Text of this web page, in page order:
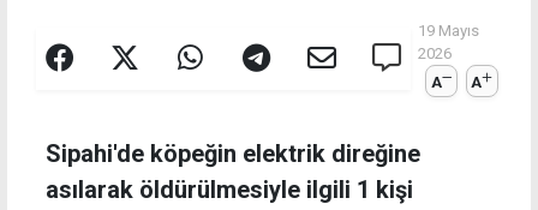
19 Mayıs
2026
A
A
Sipahi'de köpeğin elektrik direğine
asılarak öldürülmesiyle ilgili 1 kişi